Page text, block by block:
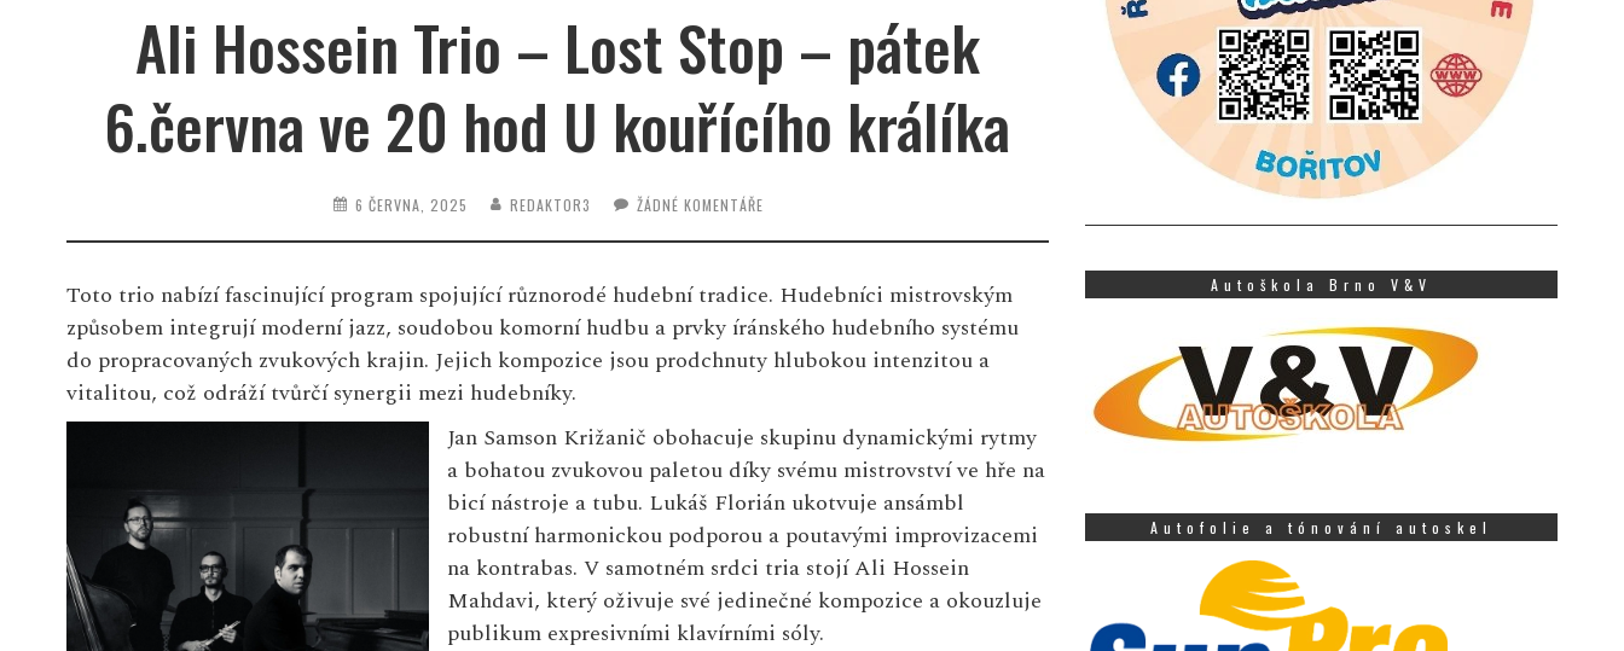
Ali Hossein Trio – Lost Stop – pátek
6.června ve 20 hod U kouřícího králíka
6 ČERVNA, 2025 REDAKTOR3 ŽÁDNÉ KOMENTÁŘE
Toto trio nabízí fascinující program spojující různorodé hudební tradice. Hudebníci mistrovským
způsobem integrují moderní jazz, soudobou komorní hudbu a prvky íránského hudebního systému
do propracovaných zvukových krajin. Jejich kompozice jsou prodchnuty hlubokou intenzitou a
vitalitou, což odráží tvůrčí synergii mezi hudebníky.
Jan Samson Križanič obohacuje skupinu dynamickými rytmy
a bohatou zvukovou paletou díky svému mistrovství ve hře na
bicí nástroje a tubu. Lukáš Florián ukotvuje ansámbl
robustní harmonickou podporou a poutavými improvizacemi
na kontrabas. V samotném srdci tria stojí Ali Hossein
Mahdavi, který oživuje své jedinečné kompozice a okouzluje
publikum expresivními klavírními sóly.
Autoškola Brno V&V
Autofolie a tónování autoskel